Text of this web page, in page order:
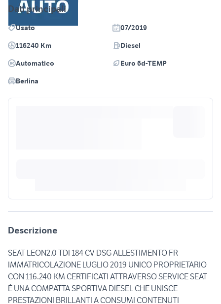
Dati principali
Usato
07/2019
116240 Km
Diesel
Automatico
Euro 6d-TEMP
Berlina
Descrizione
SEAT LEON2.0 TDI 184 CV DSG ALLESTIMENTO FR
IMMATRICOLAZIONE LUGLIO 2019 UNICO PROPRIETARIO
CON 116.240 KM CERTIFICATI ATTRAVERSO SERVICE SEAT
È UNA COMPATTA SPORTIVA DIESEL CHE UNISCE
PRESTAZIONI BRILLANTI A CONSUMI CONTENUTI